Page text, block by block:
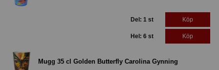
Del: 1 st Köp
Hel: 6 st Köp
Mugg 35 cl Golden Butterfly Carolina Gynning